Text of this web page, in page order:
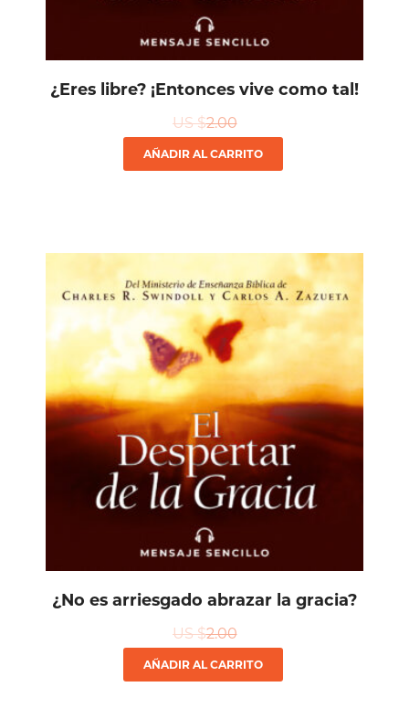
¿Eres libre? ¡Entonces vive como tal!
US $2.00
AÑADIR AL CARRITO
¿No es arriesgado abrazar la gracia?
US $2.00
AÑADIR AL CARRITO